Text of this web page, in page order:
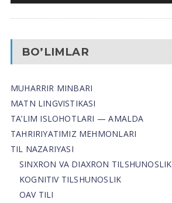
BO’LIMLAR
MUHARRIR MINBARI
MATN LINGVISTIKASI
TA’LIM ISLOHOTLARI — AMALDA
TAHRIRIYATIMIZ MEHMONLARI
TIL NAZARIYASI
SINXRON VA DIAXRON TILSHUNOSLIK
KOGNITIV TILSHUNOSLIK
OAV TILI